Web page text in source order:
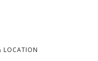
LOCATION